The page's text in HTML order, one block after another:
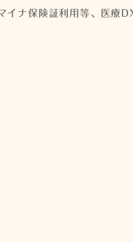
イナ保険証利用等、医療